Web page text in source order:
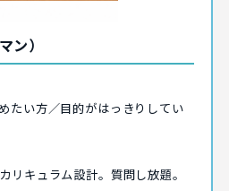
ン）
たい方／目的がはっきりしてい
リキュラム設計。質問し放題。